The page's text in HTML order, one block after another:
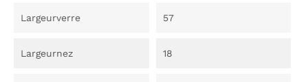
Largeurverre 57
Largeurnez 18